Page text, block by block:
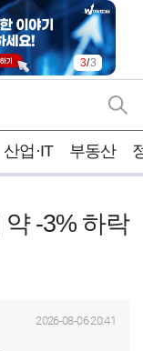
3/3
산업·IT 부동산
-3% 하락
2026-08-06 20:41